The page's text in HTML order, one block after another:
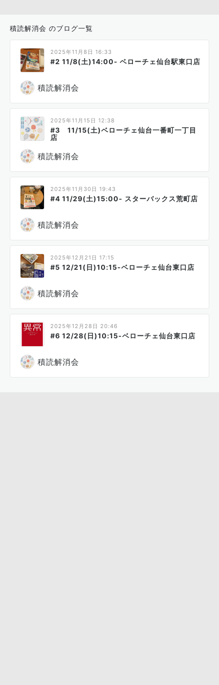
積読解消会 のブログ一覧
2025年11月8日 16:33
#2 11/8(土)14:00- ベローチェ仙台駅東口店
積読解消会
2025年11月15日 12:38
#3 11/15(土)ベローチェ仙台一番町一丁目
店
積読解消会
2025年11月30日 19:43
#4 11/29(土)15:00- スターバックス荒町店
積読解消会
2025年12月21日 17:15
#5 12/21(日)10:15-ベローチェ仙台東口店
積読解消会
2025年12月28日 20:46
#6 12/28(日)10:15-ベローチェ仙台東口店
積読解消会